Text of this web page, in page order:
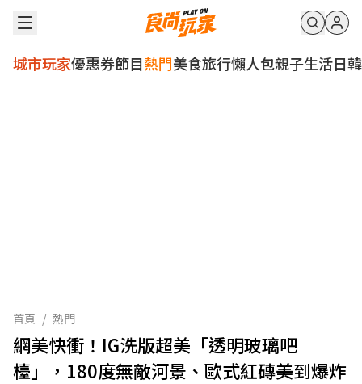
城市玩家優惠券節目熱門美食旅行懶人包親子生活日韓
首頁 / 熱門
網美快衝！IG洗版超美「透明玻璃吧
檯」，180度無敵河景、歐式紅磚美到爆炸